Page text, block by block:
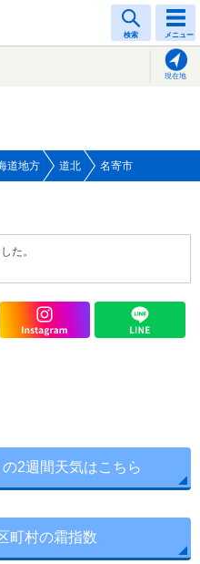
検索 メニュー
現在地
道地方 道北 名寄市
た。
2週間天気はこちら
町村の霜指数